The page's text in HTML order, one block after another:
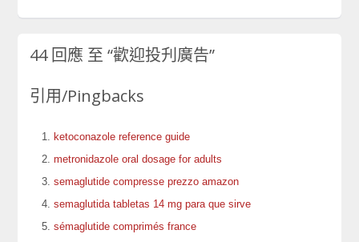
44 回應 至“歡迎投刋廣告”
引用/Pingbacks
ketoconazole reference guide
metronidazole oral dosage for adults
semaglutide compresse prezzo amazon
semaglutida tabletas 14 mg para que sirve
sémaglutide comprimés france